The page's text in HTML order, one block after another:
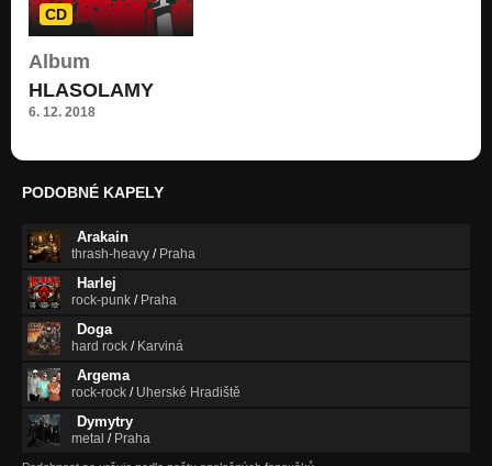
CD
Album
HLASOLAMY
6. 12. 2018
PODOBNÉ KAPELY
Arakain
thrash-heavy / Praha
Harlej
rock-punk / Praha
Doga
hard rock / Karviná
Argema
rock-rock / Uherské Hradiště
Dymytry
metal / Praha